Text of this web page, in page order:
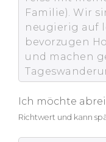
Ich möchte
Richtwert und kann